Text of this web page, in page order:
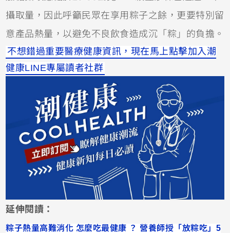
攝取量，因此呼籲民眾在享用粽子之餘，更要特別留
意產品熱量，以避免不良飲食造成沉「粽」的負擔。
不想錯過重要醫療健康資訊，現在馬上點擊加入潮
健康LINE專屬讀者社群
延伸閱讀：
粽子熱量高難消化 怎麼吃最健康 ？ 營養師授「放粽吃」5